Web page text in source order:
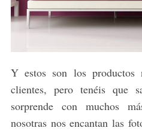
Y estos son los productos
clientes, pero tenéis que
sorprende con muchos
nosotras nos encantan las